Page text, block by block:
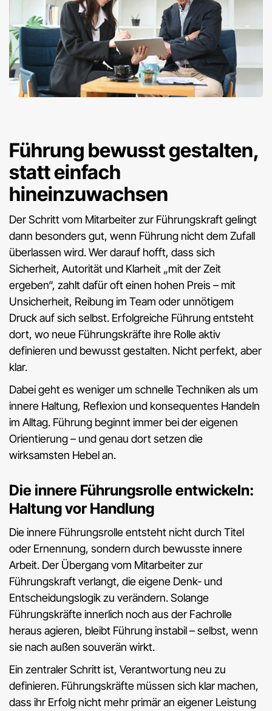
Führung bewusst gestalten,
statt einfach
hineinzuwachsen
Der Schritt vom Mitarbeiter zur Führungskraft gelingt
dann besonders gut, wenn Führung nicht dem Zufall
überlassen wird. Wer darauf hofft, dass sich
Sicherheit, Autorität und Klarheit „mit der Zeit
ergeben“, zahlt dafür oft einen hohen Preis – mit
Unsicherheit, Reibung im Team oder unnötigem
Druck auf sich selbst. Erfolgreiche Führung entsteht
dort, wo neue Führungskräfte ihre Rolle aktiv
definieren und bewusst gestalten. Nicht perfekt, aber
klar.
Dabei geht es weniger um schnelle Techniken als um
innere Haltung, Reflexion und konsequentes Handeln
im Alltag. Führung beginnt immer bei der eigenen
Orientierung – und genau dort setzen die
wirksamsten Hebel an.
Die innere Führungsrolle entwickeln:
Haltung vor Handlung
Die innere Führungsrolle entsteht nicht durch Titel
oder Ernennung, sondern durch bewusste innere
Arbeit. Der Übergang vom Mitarbeiter zur
Führungskraft verlangt, die eigene Denk- und
Entscheidungslogik zu verändern. Solange
Führungskräfte innerlich noch aus der Fachrolle
heraus agieren, bleibt Führung instabil – selbst, wenn
sie nach außen souverän wirkt.
Ein zentraler Schritt ist, Verantwortung neu zu
definieren. Führungskräfte müssen sich klar machen,
dass ihr Erfolg nicht mehr primär an eigener Leistung